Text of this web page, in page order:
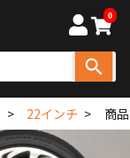
0
22インチ 商